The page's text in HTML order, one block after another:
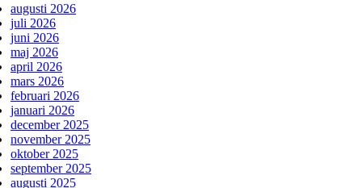
augusti 2026
juli 2026
juni 2026
maj 2026
april 2026
mars 2026
februari 2026
januari 2026
december 2025
november 2025
oktober 2025
september 2025
augusti 2025